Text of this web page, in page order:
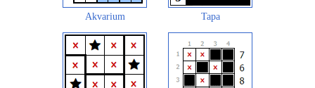
Akvarium Tapa